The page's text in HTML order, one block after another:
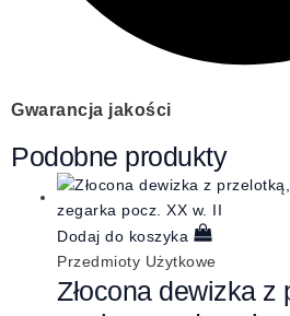
Gwarancja jakości
Podobne produkty
Dodaj do koszyka
Przedmioty Użytkowe
Złocona dewizka z